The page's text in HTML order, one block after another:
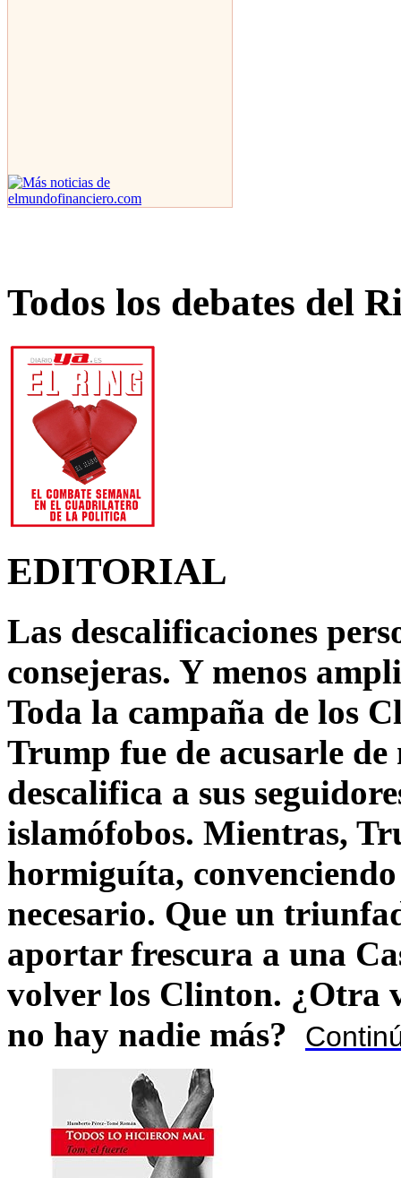
Todos los debates del
EDITORIAL
Las descalificaciones
consejeras. Y menos
Toda la campaña de los
Trump fue de acusarle
descalifica a sus
islamófobos. Mientras,
hormiguíta,
necesario. Que un
aportar frescura a una
volver los Clinton. ¿Otra
no hay nadie más?